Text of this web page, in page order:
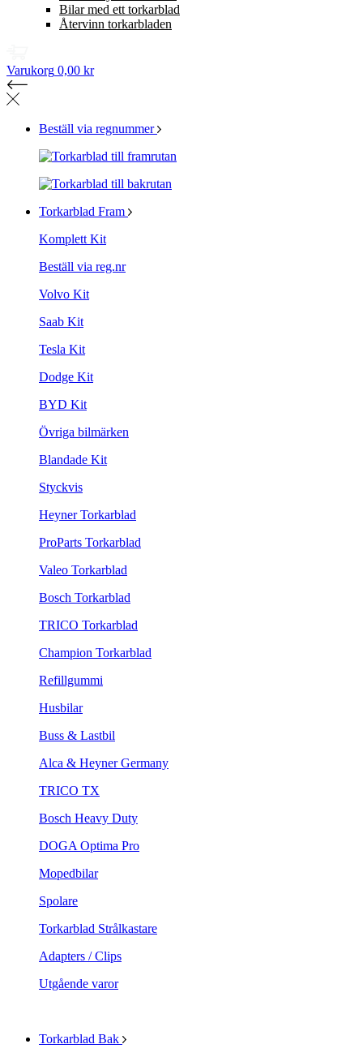
Bilar med ett torkarblad
Återvinn torkarbladen
Varukorg 0,00 kr
Beställ via regnummer
Torkarblad Fram
Komplett Kit
Beställ via reg.nr
Volvo Kit
Saab Kit
Tesla Kit
Dodge Kit
BYD Kit
Övriga bilmärken
Blandade Kit
Styckvis
Heyner Torkarblad
ProParts Torkarblad
Valeo Torkarblad
Bosch Torkarblad
TRICO Torkarblad
Champion Torkarblad
Refillgummi
Husbilar
Buss & Lastbil
Alca & Heyner Germany
TRICO TX
Bosch Heavy Duty
DOGA Optima Pro
Mopedbilar
Spolare
Torkarblad Strålkastare
Adapters / Clips
Utgående varor
Torkarblad Bak